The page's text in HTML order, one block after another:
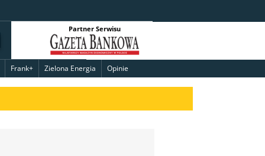
Partner Serwisu
Frank+ Zielona Energia Opinie